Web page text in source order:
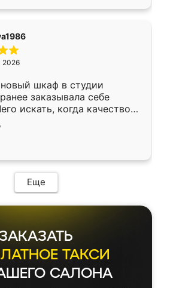
2026
новый шкаф в студии
заказывала себе
искать, когда качеством
Служит кухня уже почти
нет.
Еще
ЗАКАЗАТЬ
ТАКСИ
САЛОНА